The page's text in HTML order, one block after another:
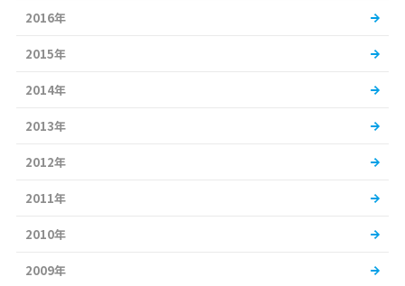
2016年
2015年
2014年
2013年
2012年
2011年
2010年
2009年